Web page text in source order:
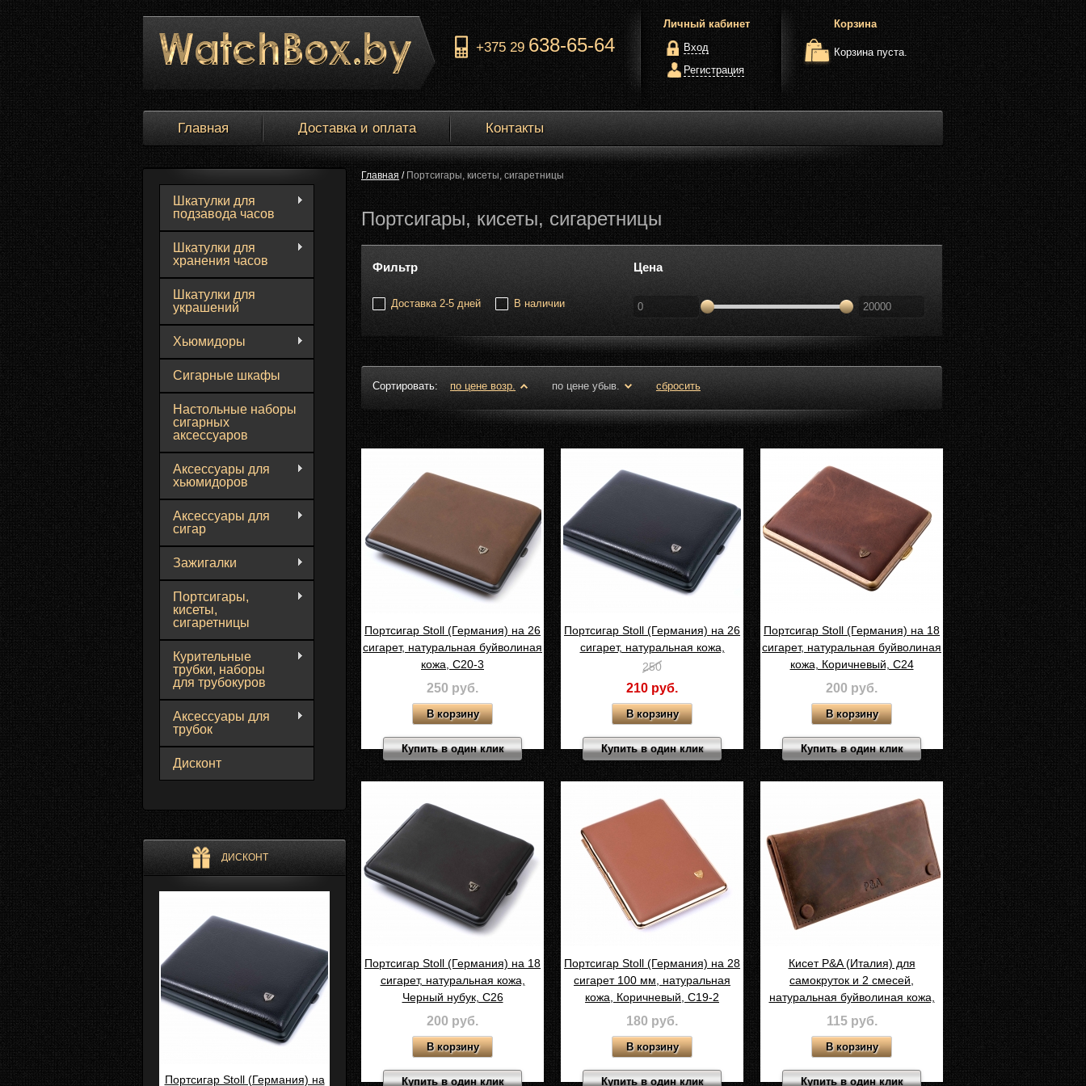
+375 29 638-65-64
Личный кабинет
Вход
Регистрация
Корзина
Корзина пуста.
Главная Доставка и оплата Контакты
Шкатулки для
подзавода часов
Шкатулки для
хранения часов
Шкатулки для
украшений
Хьюмидоры
Сигарные шкафы
Настольные наборы
сигарных
аксессуаров
Аксессуары для
хьюмидоров
Аксессуары для
сигар
Зажигалки
Портсигары,
кисеты,
сигаретницы
Курительные
трубки, наборы
для трубокуров
Аксессуары для
трубок
Дисконт
ДИСКОНТ
Портсигар Stoll (Германия) на
Главная /Портсигары, кисеты, сигаретницы
Портсигары, кисеты, сигаретницы
Фильтр
Доставка 2-5 дней В наличии
Цена
Сортировать: сбросить
по цене возр. по цене убыв.
Портсигар Stoll (Германия) на 26
сигарет, натуральная буйволиная
кожа, C20-3
250 руб.
Купить в один клик
Портсигар Stoll (Германия) на 26
сигарет, натуральная кожа,
Черный калипсо, C05-1
250
210 руб.
Купить в один клик
Портсигар Stoll (Германия) на 18
сигарет, натуральная буйволиная
кожа, Коричневый, С24
200 руб.
Купить в один клик
Портсигар Stoll (Германия) на 18
сигарет, натуральная кожа,
Черный нубук, C26
200 руб.
Купить в один клик
Портсигар Stoll (Германия) на 28
сигарет 100 мм, натуральная
кожа, Коричневый, C19-2
180 руб.
Купить в один клик
Кисет P&A (Италия) для
самокруток и 2 смесей,
натуральная буйволиная кожа,
P307-Buffalo
115 руб.
Купить в один клик